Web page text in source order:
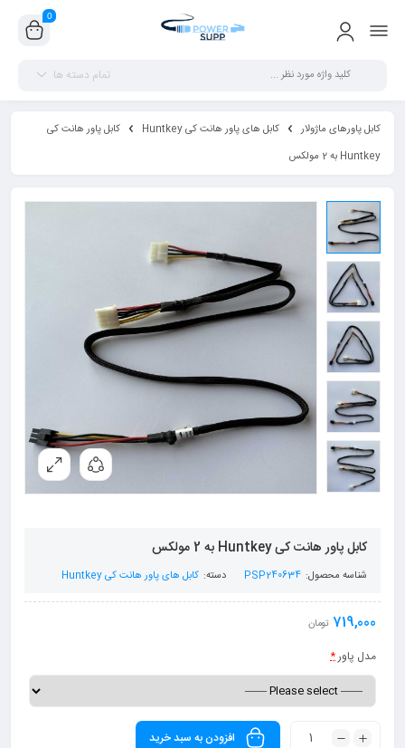
0
تمام دسته ها
کابل پاورهای ماژولار کابل های پاور هانت کی Huntkey
کابل پاور هانت کی
Huntkey به 2 مولکس
کابل پاور هانت کی Huntkey به 2 مولکس
شناسه محصول: PSP240634 دسته: کابل های پاور هانت کی Huntkey
719,000 تومان
مدل پاور*
افزودن به سبد خرید